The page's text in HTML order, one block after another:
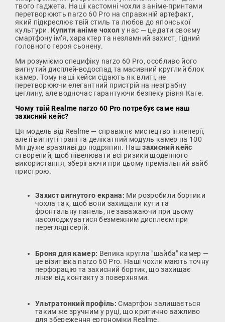
твого гаджета. Наші кастомні чохли з аніме-принтами
перетворюють narzo 60 Pro на справжній артефакт,
який підкреслює твій стиль та любов до японської
культури. Купити аніме чохол у нас — це дати своєму
смартфону ім’я, характер та незламний захист, гідний
головного героя сьонену.
Ми розуміємо специфіку narzo 60 Pro, особливо його
вигнутий дисплей-водоспад та масивний круглий блок
камер. Тому наші кейси сідають як влиті, не
перетворюючи елегантний пристрій на незграбну
цеглину, але водночас гарантуючи безпеку рівня Каге.
Чому твій Realme narzo 60 Pro потребує саме наш
захисний кейс?
Ця модель від Realme — справжнє мистецтво інженерії,
але її вигнуті грані та делікатний модуль камер на 100
Мп дуже вразливі до подряпин. Нашзахисний кейс
створений, щоб нівелювати всі ризики щоденного
використання, зберігаючи при цьому преміальний вайб
пристрою.
Захист вигнутого екрана: Ми розробили бортики
чохла так, щоб вони захищали кути та
фронтальну панель, не заважаючи при цьому
насолоджуватися безмежним дисплеєм при
перегляді серій.
Броня для камер: Велика кругла "шайба" камер —
це візитівка narzo 60 Pro. Наші чохли мають точну
перфорацію та захисний бортик, що захищає
лінзи від контакту з поверхнями.
Ультратонкий профіль: Смартфон залишається
таким же зручним у руці, що критично важливо
для збереження ергономіки Realme.